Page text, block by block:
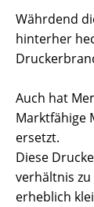
Währdend
hinterher
Auch hat
Marktfähige
ersetzt.
Diese
verhältnis
erheblich